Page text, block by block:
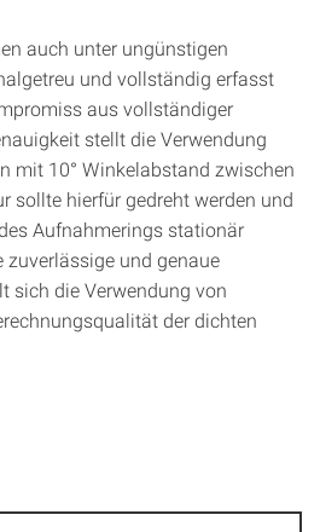
auch unter ungünstigen
und vollständig erfasst
aus vollständiger
stellt die Verwendung
mit 10° Winkelabstand zwischen
sollte hierfür gedreht werden und
Aufnahmerings stationär
und genaue
sich die Verwendung von
der dichten